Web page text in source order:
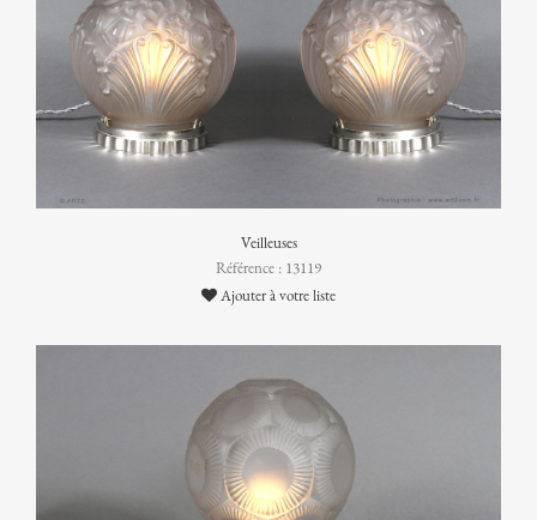
Veilleuses
Référence : 13119
Ajouter à votre liste